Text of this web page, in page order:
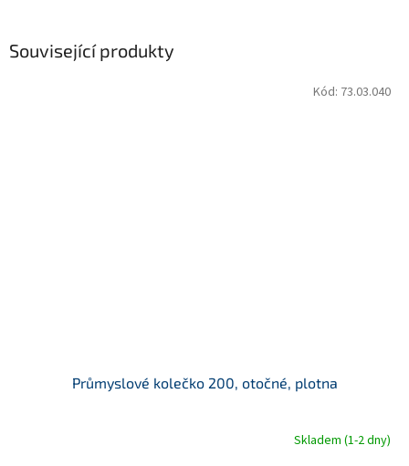
Související produkty
Průmyslové kolečko 200, otočné, plotna
Skladem (1-2 dny)
Kód: 73.03.040